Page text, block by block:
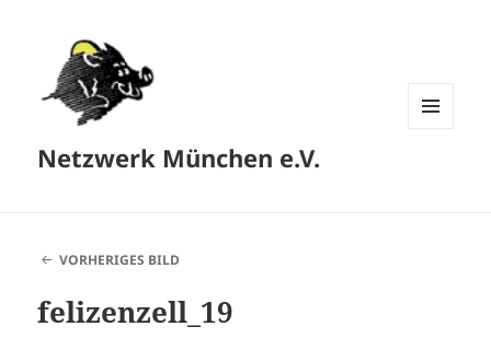
Netzwerk München e.V.
VORHERIGES BILD
felizenzell_19